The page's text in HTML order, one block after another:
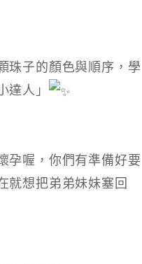
珠子的顏色與順序，學
人」
孕喔，你們有準備好要
就想把弟弟妹妹塞回